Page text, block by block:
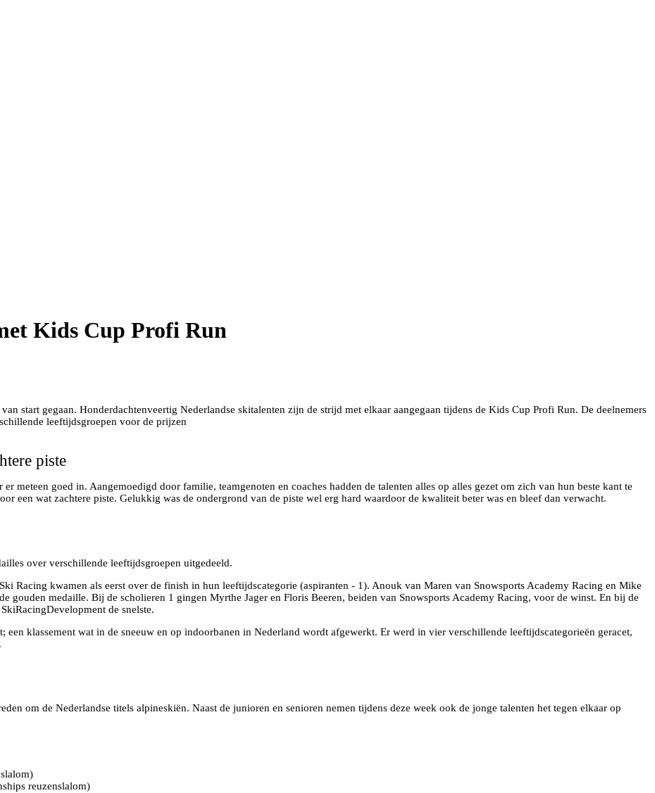
Kids Cup Profi Run
start gegaan. Honderdachtenveertig Nederlandse skitalenten zijn de strijd met elkaar aangegaan tijdens de Kids Cup Profi Run. De deelnemers
leeftijdsgroepen voor de prijzen
piste
meteen goed in. Aangemoedigd door familie, teamgenoten en coaches hadden de talenten alles op alles gezet om zich van hun beste kant te
een wat zachtere piste. Gelukkig was de ondergrond van de piste wel erg hard waardoor de kwaliteit beter was en bleef dan verwacht.
over verschillende leeftijdsgroepen uitgedeeld.
Racing kwamen als eerst over de finish in hun leeftijdscategorie (aspiranten - 1). Anouk van Maren van Snowsports Academy Racing en Mike
gouden medaille. Bij de scholieren 1 gingen Myrthe Jager en Floris Beeren, beiden van Snowsports Academy Racing, voor de winst. En bij de
de snelste.
klassement wat in de sneeuw en op indoorbanen in Nederland wordt afgewerkt. Er werd in vier verschillende leeftijdscategorieën geracet,
om de Nederlandse titels alpineskiën. Naast de junioren en senioren nemen tijdens deze week ook de jonge talenten het tegen elkaar op
reuzenslalom)